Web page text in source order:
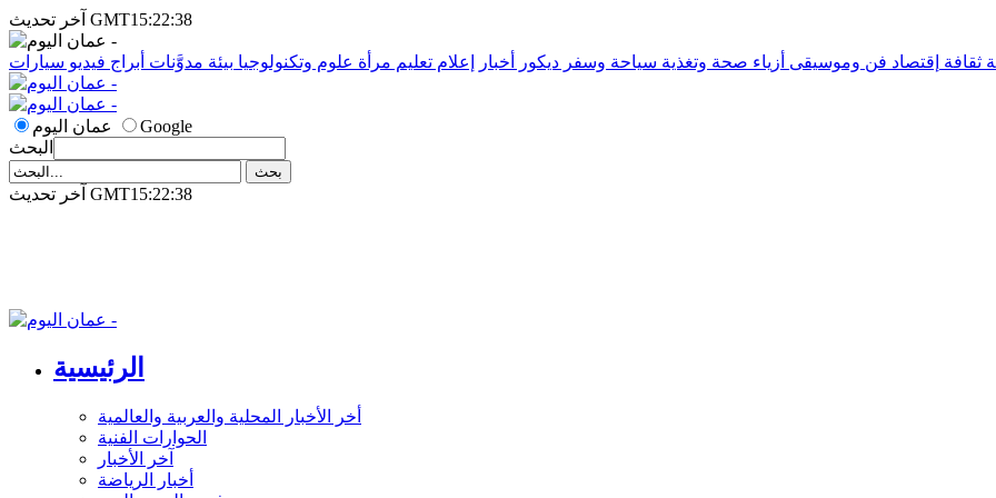
آخر تحديث GMT15:22:38
ثقافة إقتصاد فن وموسيقى أزياء صحة وتغذية سياحة وسفر ديكور أخبار إعلام تعليم مرأة علوم وتكنولوجيا بيئة مدوَّنات أبراج فيديو سيارات
عمان اليوم
Google
البحث
آخر تحديث GMT15:22:38
الرئيسية
أخر الأخبار المحلية والعربية والعالمية
الحوارات الفنية
آخر الأخبار
أخبار الرياضة